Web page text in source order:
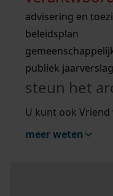
vergunningen
beeld en geluid
uitleg
Wij helpen u op
bekijk alle
Wij helpen u op
bekijk alle zoektips
bekijk ons
advisering en
beleidsplan
publiek jaarverslag
steun het
U kunt ook
meer weten
Mijn Studiezaal